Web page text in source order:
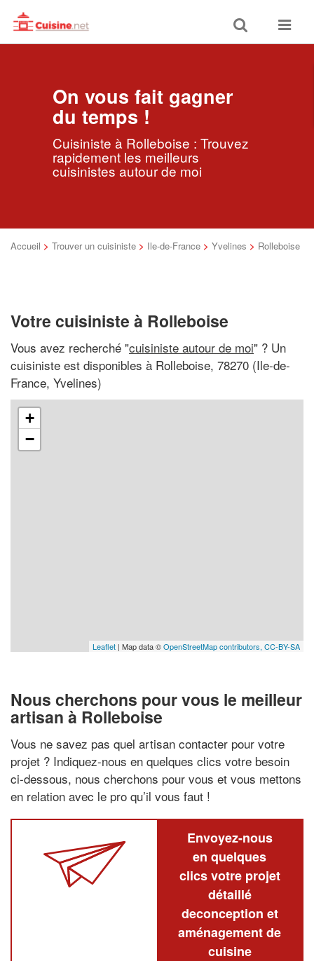
Toggle
search
Toggle
On vous fait gagner
du temps !
Cuisiniste à Rolleboise : Trouvez
rapidement les meilleurs
cuisinistes autour de moi
Accueil > Trouver un cuisiniste > Ile-de-France > Yvelines > Rolleboise
Votre cuisiniste à Rolleboise
Vous avez recherché "cuisiniste autour de moi" ? Un
cuisiniste est disponibles à Rolleboise, 78270 (Ile-de-
France, Yvelines)
+
−
Leaflet | Map data ©OpenStreetMap contributors, CC-BY-SA
Nous cherchons pour vous le meilleur
artisan à Rolleboise
Vous ne savez pas quel artisan contacter pour votre
projet ? Indiquez-nous en quelques clics votre besoin
ci-dessous, nous cherchons pour vous et vous mettons
en relation avec le pro qu’il vous faut !
Envoyez-nous
en quelques
clics votre projet
détaillé
deconception et
aménagement de
cuisine